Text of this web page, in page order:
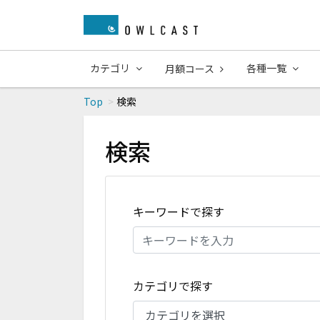
カテゴリ 月額コース 各種一覧
Top 検索
検索
キーワードで探す
カテゴリで探す